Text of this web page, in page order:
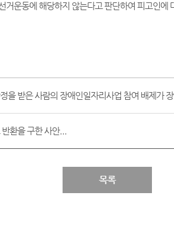
운동에 해당하지 않는다고 판단하여 피고인에
을 받은 사람의 장애인일자리사업 참여 배제가 장
환을 구한 사안...
목록